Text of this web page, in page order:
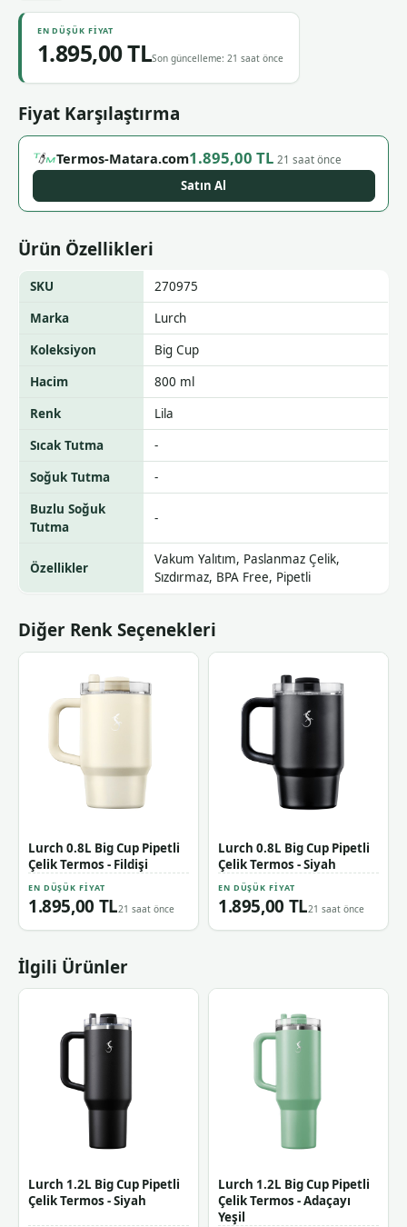
EN DÜŞÜK FIYAT
1.895,00 TLSon güncelleme: 21 saat önce
Fiyat Karşılaştırma
Termos-Matara.com1.895,00 TL 21 saat önce
Satın Al
Ürün Özellikleri
SKU
270975
Marka
Lurch
Koleksiyon
Big Cup
Hacim
800 ml
Renk
Lila
Sıcak Tutma
-
Soğuk Tutma
-
Buzlu Soğuk
Tutma
-
Özellikler
Vakum Yalıtım, Paslanmaz Çelik,
Sızdırmaz, BPA Free, Pipetli
Diğer Renk Seçenekleri
Lurch 0.8L Big Cup Pipetli
Çelik Termos - Fildişi
EN DÜŞÜK FIYAT
1.895,00 TL21 saat önce
Lurch 0.8L Big Cup Pipetli
Çelik Termos - Siyah
EN DÜŞÜK FIYAT
1.895,00 TL21 saat önce
İlgili Ürünler
Lurch 1.2L Big Cup Pipetli
Çelik Termos - Siyah
Lurch 1.2L Big Cup Pipetli
Çelik Termos - Adaçayı
Yeşil